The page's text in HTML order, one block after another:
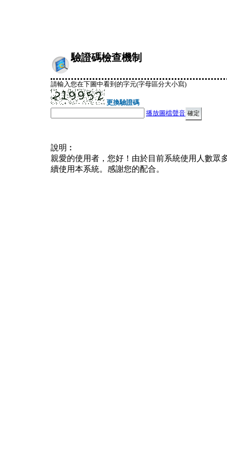
驗證碼檢查機制
請輸入您在下圖中看到的字元(字母區分大小寫)
更換驗證碼
播放圖檔聲音
說明︰
親愛的使用者，您好！由於目前系統使用人數眾
續使用本系統。感謝您的配合。